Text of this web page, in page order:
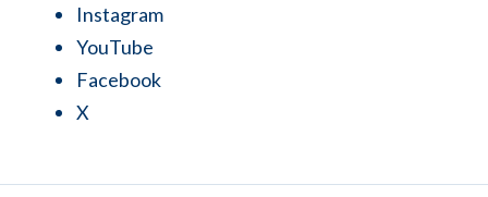
Instagram
YouTube
Facebook
X